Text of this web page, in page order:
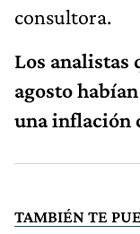
consultora.
Los analistas
agosto
una inflación
TAMBIÉN TE